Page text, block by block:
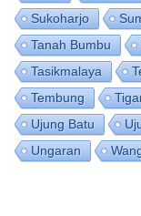
Sukoharjo
Tanah Bumbu
Tasikmalaya
Tembung
Ujung Batu
Ungaran